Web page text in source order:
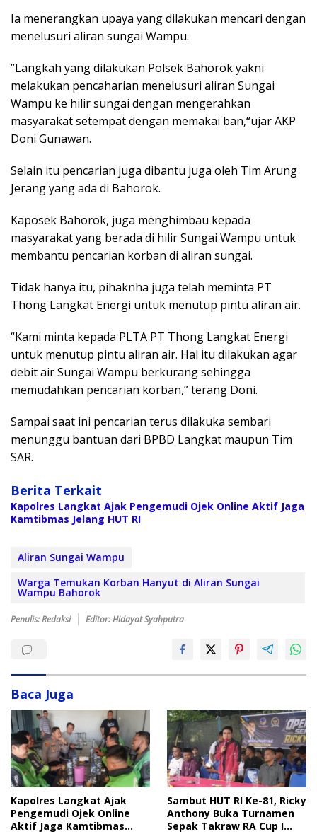
Ia menerangkan upaya yang dilakukan mencari dengan
menelusuri aliran sungai Wampu.
”Langkah yang dilakukan Polsek Bahorok yakni
melakukan pencaharian menelusuri aliran Sungai
Wampu ke hilir sungai dengan mengerahkan
masyarakat setempat dengan memakai ban,“ujar AKP
Doni Gunawan.
Selain itu pencarian juga dibantu juga oleh Tim Arung
Jerang yang ada di Bahorok.
Kaposek Bahorok, juga menghimbau kepada
masyarakat yang berada di hilir Sungai Wampu untuk
membantu pencarian korban di aliran sungai.
Tidak hanya itu, pihaknha juga telah meminta PT
Thong Langkat Energi untuk menutup pintu aliran air.
“Kami minta kepada PLTA PT Thong Langkat Energi
untuk menutup pintu aliran air. Hal itu dilakukan agar
debit air Sungai Wampu berkurang sehingga
memudahkan pencarian korban,” terang Doni.
Sampai saat ini pencarian terus dilakuka sembari
menunggu bantuan dari BPBD Langkat maupun Tim
SAR.
Berita Terkait
Kapolres Langkat Ajak Pengemudi Ojek Online Aktif Jaga
Kamtibmas Jelang HUT RI
Aliran Sungai Wampu
Warga Temukan Korban Hanyut di Aliran Sungai
Wampu Bahorok
Penulis: Redaksi Editor: Hidayat Syahputra
Baca Juga
Kapolres Langkat Ajak
Pengemudi Ojek Online
Aktif Jaga Kamtibmas
Sambut HUT RI Ke-81, Ricky
Anthony Buka Turnamen
Sepak Takraw RA Cup I